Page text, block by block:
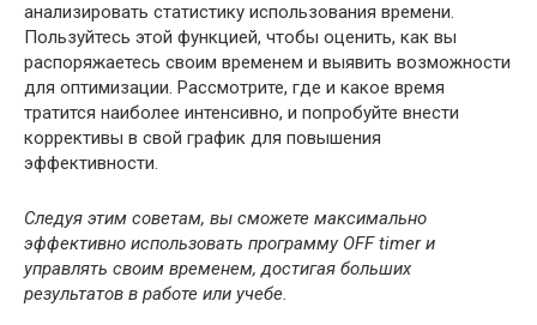
анализировать статистику использования времени.
Пользуйтесь этой функцией, чтобы оценить, как вы
распоряжаетесь своим временем и выявить возможности
для оптимизации. Рассмотрите, где и какое время
тратится наиболее интенсивно, и попробуйте внести
коррективы в свой график для повышения
эффективности.
Следуя этим советам, вы сможете максимально
эффективно использовать программу OFF timer и
управлять своим временем, достигая больших
результатов в работе или учебе.